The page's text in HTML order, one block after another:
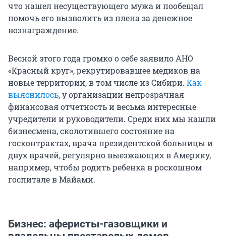
что нашел несуществующего мужа и пообещал
помочь его вызволить из плена за денежное
вознаграждение.
Весной этого года громко о себе заявило АНО
«Красный круг», рекрутировавшее медиков на
новые территории, в том числе из Сибири. Как
выяснилось, у организации непрозрачная
финансовая отчетность и весьма интересные
учредители и руководители. Среди них мы нашли
бизнесмена, сколотившего состояние на
госконтрактах, врача президентской больницы и
двух врачей, регулярно выезжающих в Америку,
например, чтобы родить ребенка в роскошном
госпитале в Майами.
Бизнес: аферисты-газовщики и